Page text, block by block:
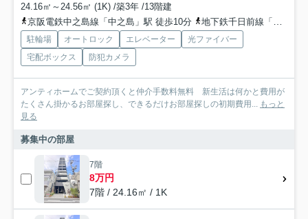
24.16㎡～24.56㎡ (1K) /築3年 /13階建
京阪電鉄中之島線「中之島」駅 徒歩10分
地下鉄千日前線「阿波座」駅 徒歩13分
駐輪場 オートロック エレベーター
光ファイバー
宅配ボックス
防犯カメラ
アンティホームでご契約頂くと仲介手数料無料 新生活は何かと費用が
たくさん掛かるお部屋探し、できるだけお部屋探しの初期費用... もっと
見る
募集中の部屋
7階
8万円
7階 / 24.16㎡ / 1K